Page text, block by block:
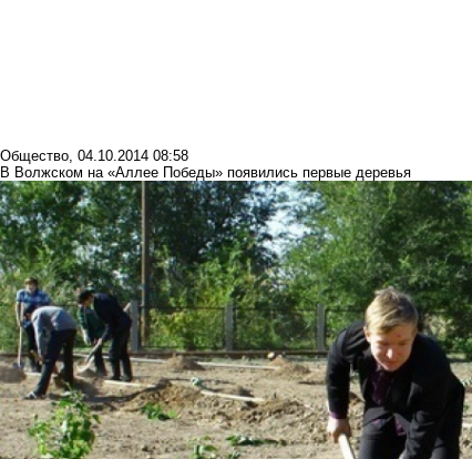
Общество, 04.10.2014 08:58
В Волжском на «Аллее Победы» появились первые деревья